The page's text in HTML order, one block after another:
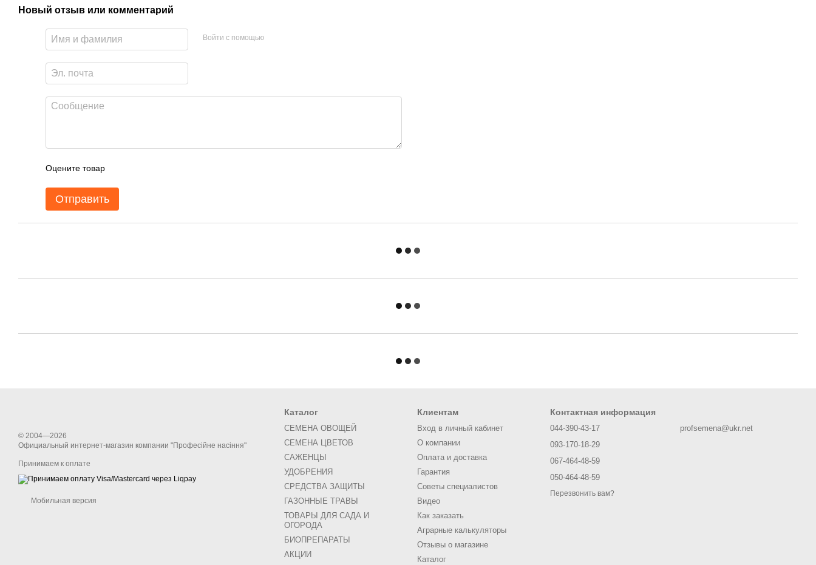
Новый отзыв или комментарий
Войти с помощью
Оцените товар
Отправить
© 2004—2026
Официальный интернет-магазин компании "Професійне насіння"
Принимаем к оплате
Мобильная версия
Каталог
СЕМЕНА ОВОЩЕЙ
СЕМЕНА ЦВЕТОВ
САЖЕНЦЫ
УДОБРЕНИЯ
СРЕДСТВА ЗАЩИТЫ
ГАЗОННЫЕ ТРАВЫ
ТОВАРЫ ДЛЯ САДА И
ОГОРОДА
БИОПРЕПАРАТЫ
АКЦИИ
Клиентам
Вход в личный кабинет
О компании
Оплата и доставка
Гарантия
Советы специалистов
Видео
Как заказать
Аграрные калькуляторы
Отзывы о магазине
Каталог
Контактная информация
044-390-43-17
093-170-18-29
067-464-48-59
050-464-48-59
Перезвонить вам?
profsemena@ukr.net